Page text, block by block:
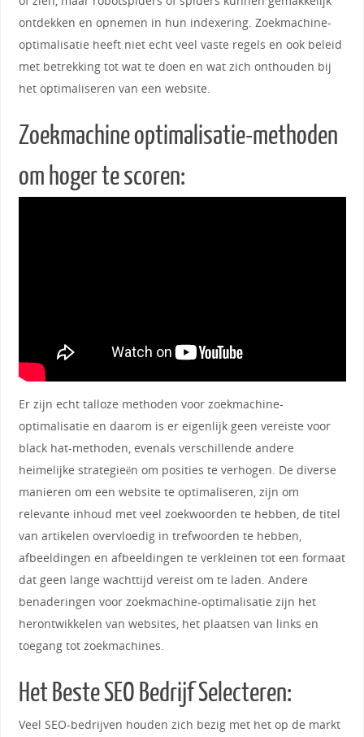
ontdekken en opnemen in hun indexering. Zoekmachine-
optimalisatie heeft niet echt veel vaste regels en ook beleid
met betrekking tot wat te doen en wat zich onthouden bij
het optimaliseren van een website.
Zoekmachine optimalisatie-methoden
om hoger te scoren:
Er zijn echt talloze methoden voor zoekmachine-
optimalisatie en daarom is er eigenlijk geen vereiste voor
black hat-methoden, evenals verschillende andere
heimelijke strategieën om posities te verhogen. De diverse
manieren om een website te optimaliseren, zijn om
relevante inhoud met veel zoekwoorden te hebben, de titel
van artikelen overvloedig in trefwoorden te hebben,
afbeeldingen en afbeeldingen te verkleinen tot een formaat
dat geen lange wachttijd vereist om te laden. Andere
benaderingen voor zoekmachine-optimalisatie zijn het
herontwikkelen van websites, het plaatsen van links en
toegang tot zoekmachines.
Het Beste SEO Bedrijf Selecteren:
Veel SEO-bedrijven houden zich bezig met het op de markt